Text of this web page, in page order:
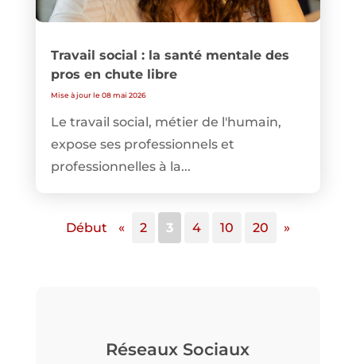
Travail social : la santé mentale des
pros en chute libre
Mise à jour le 08 mai 2026
Le travail social, métier de l'humain,
expose ses professionnels et
professionnelles à la...
Début « 2 3 4 10 20 »
Réseaux Sociaux